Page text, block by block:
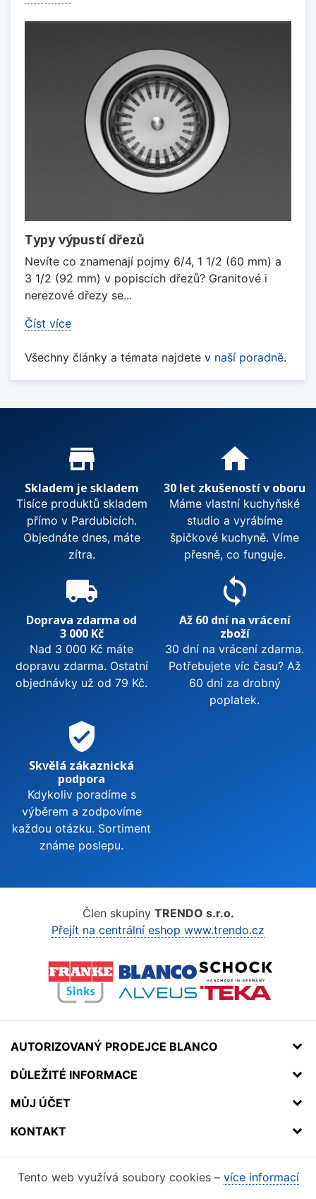
Typy výpustí dřezů
Nevíte co znamenají pojmy 6/4, 1 1/2 (60 mm) a
3 1/2 (92 mm) v popiscích dřezů? Granitové i
nerezové dřezy se...
Číst více
Všechny články a témata najdete v naší poradně.
Proč nakupovat u nás?
store_mall_directory
Skladem je skladem
Tisíce produktů skladem
přímo v Pardubicích.
Objednáte dnes, máte
zítra.
home
30 let zkušeností v oboru
Máme vlastní kuchyňské
studio a vyrábíme
špičkové kuchyně. Víme
přesně, co funguje.
local_shipping
Doprava zdarma od
3 000 Kč
Nad 3 000 Kč máte
dopravu zdarma. Ostatní
objednávky už od 79 Kč.
sync
Až 60 dní na vrácení
zboží
30 dní na vrácení zdarma.
Potřebujete víc času? Až
60 dní za drobný
poplatek.
verified_user
Skvělá zákaznická
podpora
Kdykoliv poradíme s
výběrem a zodpovíme
každou otázku. Sortiment
známe poslepu.
Člen skupiny TRENDO s.r.o.
Přejít na centrální eshop www.trendo.cz
AUTORIZOVANÝ PRODEJCE BLANCO
DŮLEŽITÉ INFORMACE
MŮJ ÚČET
KONTAKT
Tento web využívá soubory cookies – více informací